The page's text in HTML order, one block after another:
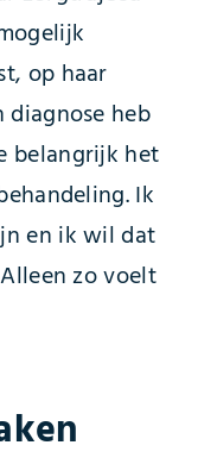
op haar
diagnose heb
belangrijk het
Ik
en ik wil dat
zo voelt